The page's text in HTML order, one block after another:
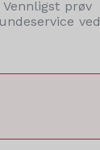
prøv
ved